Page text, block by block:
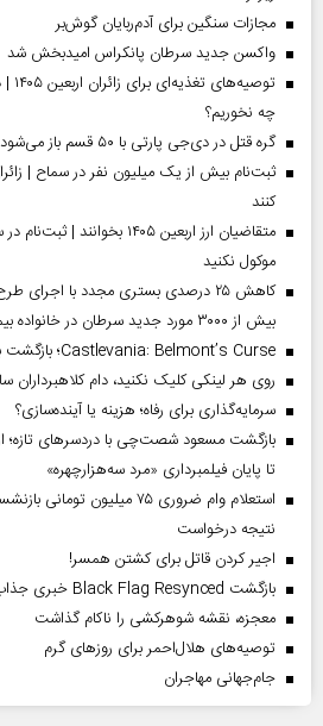
مجازات سنگین برای آدم‌ربایان گوش‌بر
واکسن جدید سرطان پانکراس امیدبخش شد
چه نخوریم؟
گره قتل در دی‌جی پارتی با ۵۰ قسم باز می‌شود
ثبت‌نام بیش از یک میلیون نفر در سماح |
کنند
متقاضیان ارز اربعین ۱۴۰۵
موکول نکنید
کاهش ۲۵ درصدی بستری مجدد با اجرای
بیش از ۳۰۰۰ مورد جدید سرطان در خانواده بیماران
Castlevania: Belmont’s Curse؛ بازگشت باشکوه شکارچیان خون‌آشام
روی هر لینکی کلیک نکنید، دام
سرمایه‌گذاری برای رفاه؛ هزینه یا آینده‌سازی؟
بازگشت مسعود شصت‌چی با دردسر‌های تازه؛
تا پایان فیلمبرداری «مرد سه‌هزارچهره»
استعلام وام ضروری ۷۵
نتیجه درخواست
اجیر کردن قاتل برای کشتن همسر!
بازگشت Black Flag Resynced خبری جذاب برای دوستداران بازی
معجزه، نقشه شوهرکشی را ناکام گذاشت
توصیه‌های هلال‌احمر برای روز‌های گرم
جام‌جهانی مهاجران